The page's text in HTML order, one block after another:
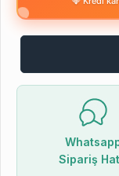
Sipariş